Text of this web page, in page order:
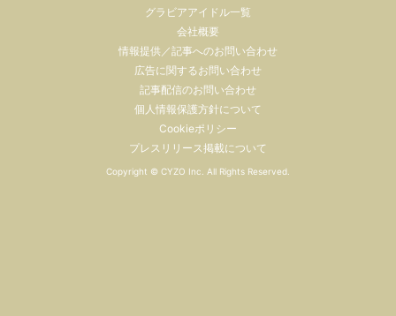
グラビアアイドル一覧
会社概要
情報提供／記事へのお問い合わせ
広告に関するお問い合わせ
記事配信のお問い合わせ
個人情報保護方針について
Cookieポリシー
プレスリリース掲載について
Copyright © CYZO Inc. All Rights Reserved.